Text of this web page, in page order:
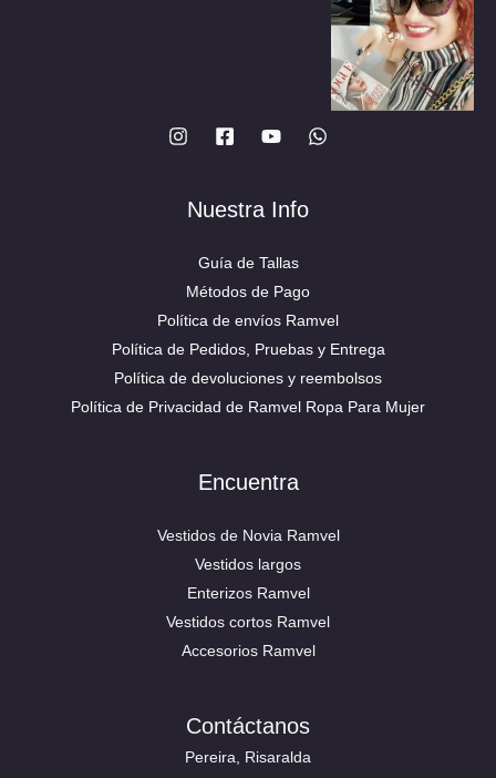
Nuestra Info
Guía de Tallas
Métodos de Pago
Política de envíos Ramvel
Política de Pedidos, Pruebas y Entrega
Política de devoluciones y reembolsos
Política de Privacidad de Ramvel Ropa Para Mujer
Encuentra
Vestidos de Novia Ramvel
Vestidos largos
Enterizos Ramvel
Vestidos cortos Ramvel
Accesorios Ramvel
Contáctanos
Pereira, Risaralda